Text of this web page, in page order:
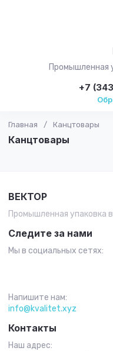
Промышленная
+7
Главная / Канцтовары
Канцтовары
ВЕКТОР
Промышленная упаковка
Следите за нами
Мы в социальных сетях:
Напишите нам:
info@kvalitet.xyz
Контакты
Наш адрес: